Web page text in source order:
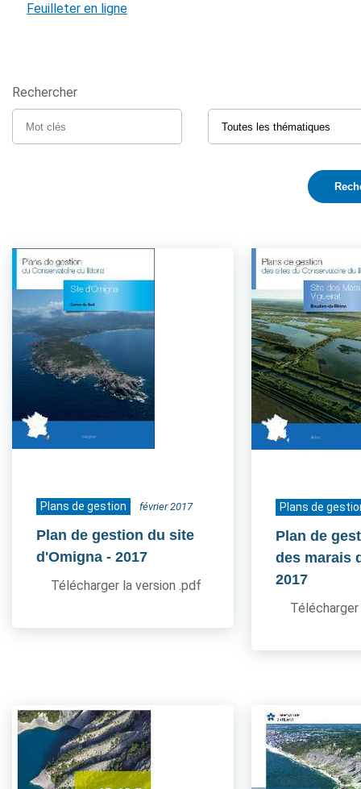
Feuilleter en ligne
Rechercher
Plans de gestion février 2017
Plan de gestion du site
d'Omigna - 2017
Télécharger la version .pdf
Plans de
Plan de
des marais
2017